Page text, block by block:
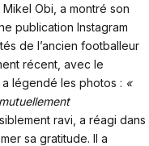
Obi, a montré son
publication Instagram
de l’ancien footballeur
récent, avec le
légendé les photos : «
ravi, a réagi dans
sa gratitude. Il a